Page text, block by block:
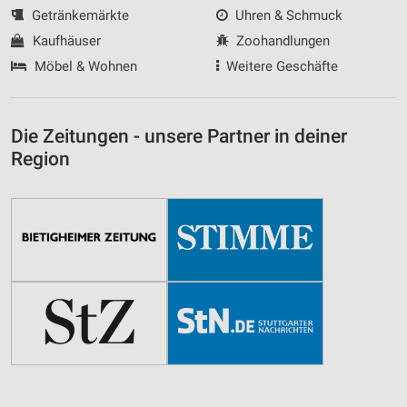
Getränkemärkte
Kaufhäuser
Möbel & Wohnen
Uhren & Schmuck
Zoohandlungen
Weitere Geschäfte
Die Zeitungen - unsere Partner in deiner
Region